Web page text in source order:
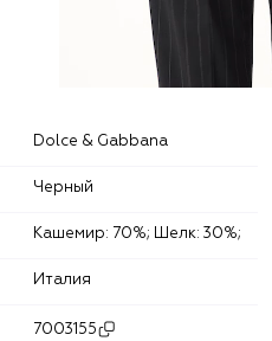
Dolce & Gabbana
Черный
Кашемир: 70%; Шелк: 30%;
Италия
7003155